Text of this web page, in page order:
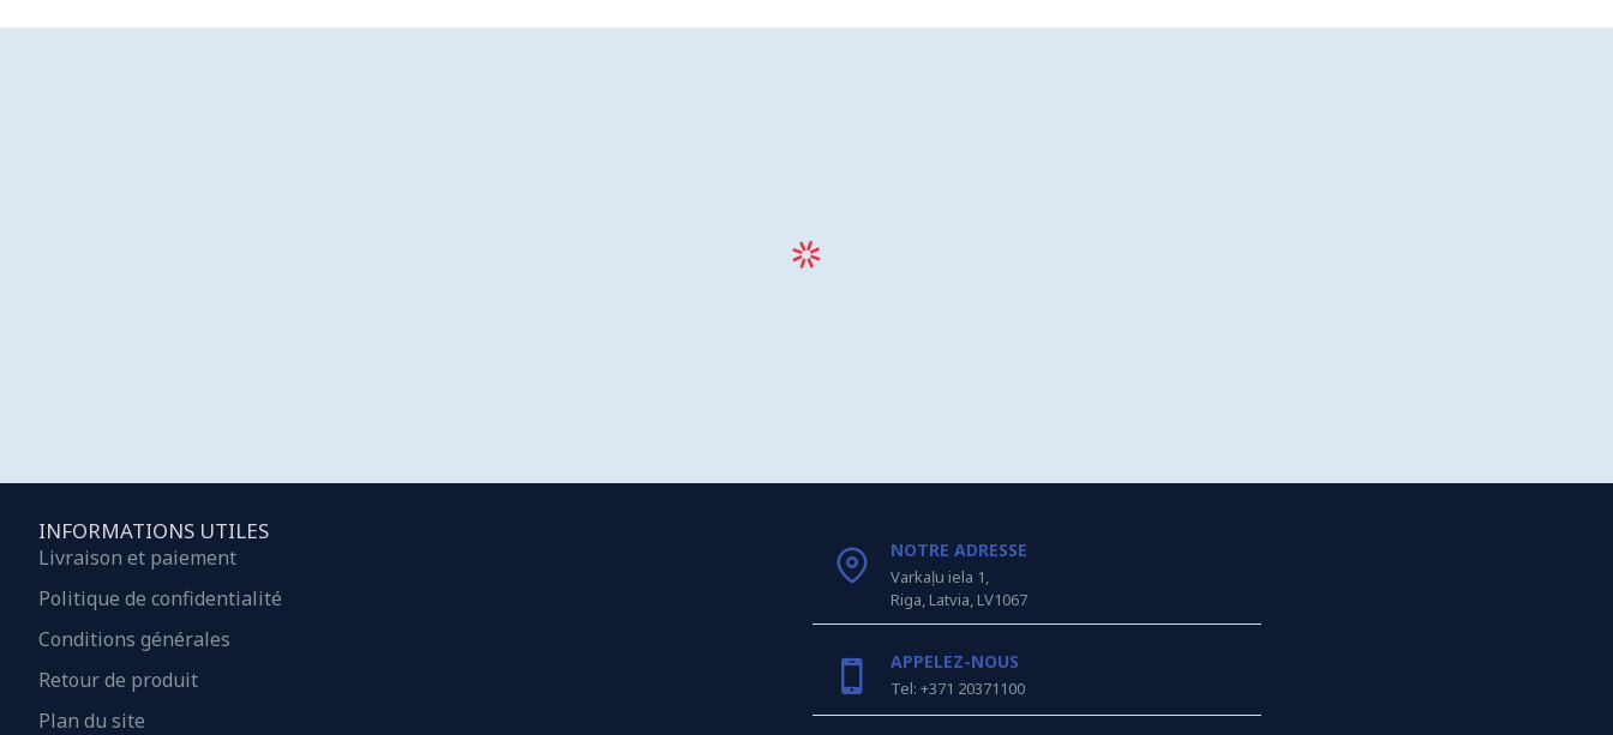
INFORMATIONS UTILES
Livraison et paiement
Politique de confidentialité
Conditions générales
Retour de produit
Plan du site
NOTRE ADRESSE
Varkaļu iela 1,
Riga, Latvia, LV1067
APPELEZ-NOUS
Tel: +371 20371100